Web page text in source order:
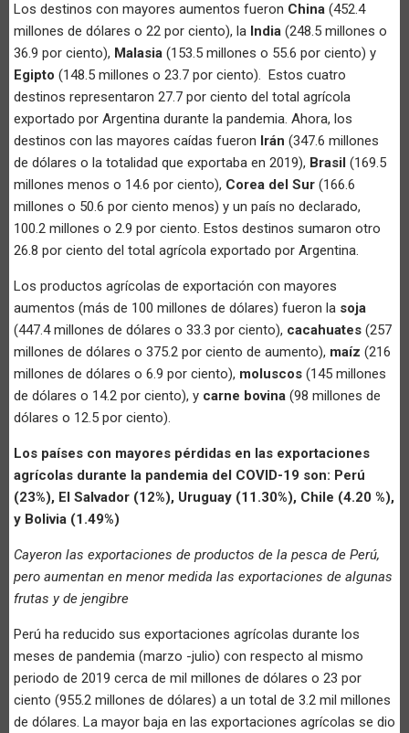
Los destinos con mayores aumentos fueron China (452.4
millones de dólares o 22 por ciento), la India (248.5 millones o
36.9 por ciento), Malasia (153.5 millones o 55.6 por ciento) y
Egipto (148.5 millones o 23.7 por ciento). Estos cuatro
destinos representaron 27.7 por ciento del total agrícola
exportado por Argentina durante la pandemia. Ahora, los
destinos con las mayores caídas fueron Irán (347.6 millones
de dólares o la totalidad que exportaba en 2019), Brasil (169.5
millones menos o 14.6 por ciento), Corea del Sur (166.6
millones o 50.6 por ciento menos) y un país no declarado,
100.2 millones o 2.9 por ciento. Estos destinos sumaron otro
26.8 por ciento del total agrícola exportado por Argentina.
Los productos agrícolas de exportación con mayores
aumentos (más de 100 millones de dólares) fueron la soja
(447.4 millones de dólares o 33.3 por ciento), cacahuates (257
millones de dólares o 375.2 por ciento de aumento), maíz (216
millones de dólares o 6.9 por ciento), moluscos (145 millones
de dólares o 14.2 por ciento), y carne bovina (98 millones de
dólares o 12.5 por ciento).
Los países con mayores pérdidas en las exportaciones
agrícolas durante la pandemia del COVID-19 son: Perú
(23%), El Salvador (12%), Uruguay (11.30%), Chile (4.20 %),
y Bolivia (1.49%)
Cayeron las exportaciones de productos de la pesca de Perú,
pero aumentan en menor medida las exportaciones de algunas
frutas y de jengibre
Perú ha reducido sus exportaciones agrícolas durante los
meses de pandemia (marzo -julio) con respecto al mismo
periodo de 2019 cerca de mil millones de dólares o 23 por
ciento (955.2 millones de dólares) a un total de 3.2 mil millones
de dólares. La mayor baja en las exportaciones agrícolas se dio